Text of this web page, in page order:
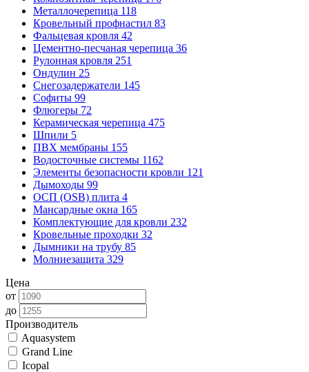
Металлочерепица 118
Кровельный профнастил 83
Фальцевая кровля 42
Цементно-песчаная черепица 36
Рулонная кровля 251
Ондулин 25
Снегозадержатели 145
Софиты 99
Флюгеры 72
Керамическая черепица 475
Шпили 5
ПВХ мембраны 155
Водосточные системы 1162
Элементы безопасности кровли 121
Дымоходы 99
ОСП (OSB) плита 4
Мансардные окна 165
Комплектующие для кровли 232
Кровельные проходки 32
Дымники на трубу 85
Молниезащита 329
Цена
от
до
Производитель
Aquasystem
Grand Line
Icopal